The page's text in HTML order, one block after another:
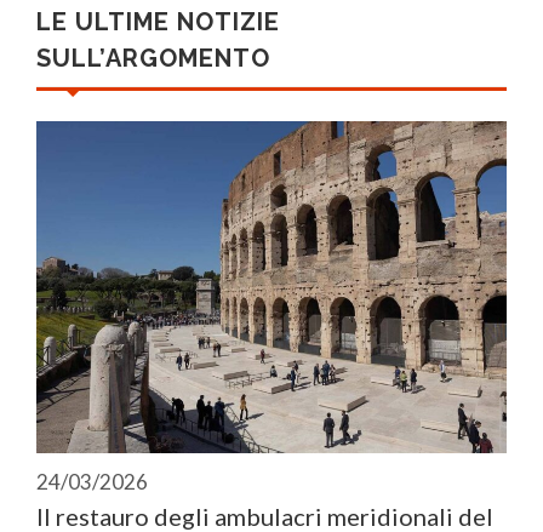
LE ULTIME NOTIZIE
SULL’ARGOMENTO
24/03/2026
Il restauro degli ambulacri meridionali del